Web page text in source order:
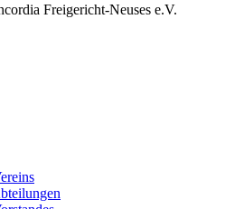
Freigericht-Neuses e.V.